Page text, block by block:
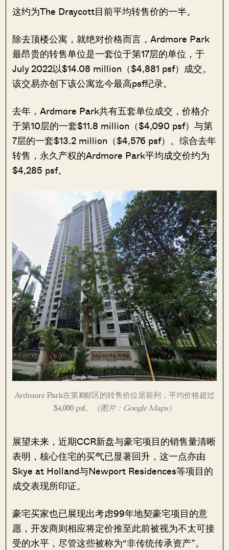
这约为The Draycott目前平均转售价的一半。
除去顶楼公寓，就绝对价格而言，Ardmore Park
最昂贵的转售单位是一套位于第17层的单位，于
July 2022以$14.08 million（$4,881 psf）成交。
该交易亦创下该公寓迄今最高psf纪录。
去年，Ardmore Park共有五套单位成交，价格介
于第10层的一套$11.8 million（$4,090 psf）与第
7层的一套$13.2 million（$4,576 psf）。综合去年
转售，永久产权的Ardmore Park平均成交价约为
$4,285 psf。
Ardmore Park在第10邮区的转售价位居前列，平均价格超过
$4,000 psf。
（图片：Google Maps）
展望未来，近期CCR新盘与豪宅项目的销售量清晰
表明，核心住宅的买气已显著回升，这一点亦由
Skye at Holland与Newport Residences等项目的
成交表现所印证。
豪宅买家也已展现出考虑99年地契豪宅项目的意
愿，开发商则相应将定价推至此前被视为不太可接
受的水平，尽管这些被称为“非传统传承资产”。